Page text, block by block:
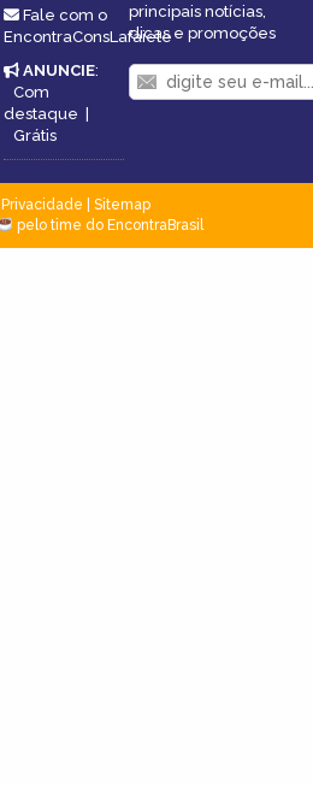
Fale com o
EncontraConsLafaiete
ANUNCIE:
Com
destaque |
Grátis
principais notícias,
dicas e promoções
Privacidade
Sitemap
pelo time do EncontraBrasil